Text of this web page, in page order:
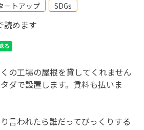
ートアップ SDGs
読めます
の工場の屋根を貸してくれません
ダで設置します。賃料も払いま
言われたら誰だってびっくりする